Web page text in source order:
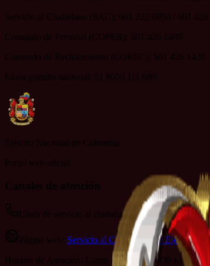
Servicio al Ciudadano (SAC): 601 222 0950 / 601
Comando de Personal (COPER): 601 426 1489
Comando de Reclutamiento (COREC): 601 426 1420
Línea gratuita nacional: 01 8000 111 689
Ejército Nacional de Colombia
Portal web oficial
Canales de atención
Línea de servicio al ciudadano: 152
Página web: Servicio al Ciudadano del Ejército
Horario de Atención: Lunes a jueves de 8:00 a.m. a